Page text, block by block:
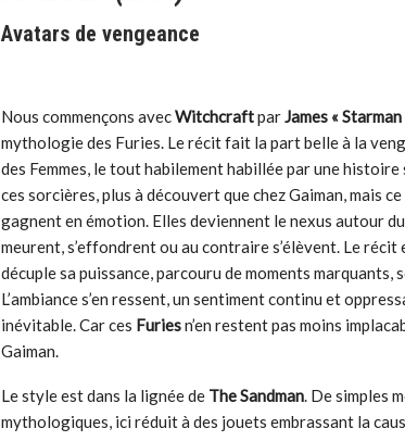
Avatars de vengeance
Nous commençons avecWitchcraftparJames «
mythologie des Furies. Le récit fait la part belle à la
des Femmes, le tout habilement habillée par une
ces sorcières, plus à découvert que chez Gaiman, mais
gagnent en émotion. Elles deviennent le nexus autour
meurent, s’effondrent ou au contraire s’élèvent. Le
décuple sa puissance, parcouru de moments
L’ambiance s’en ressent, un sentiment continu et
inévitable. Car ces Furiesn’en restent pas moins
Gaiman.
Le style est dans la lignée de The Sandman. De simples
mythologiques, ici réduit à des jouets embrassant la